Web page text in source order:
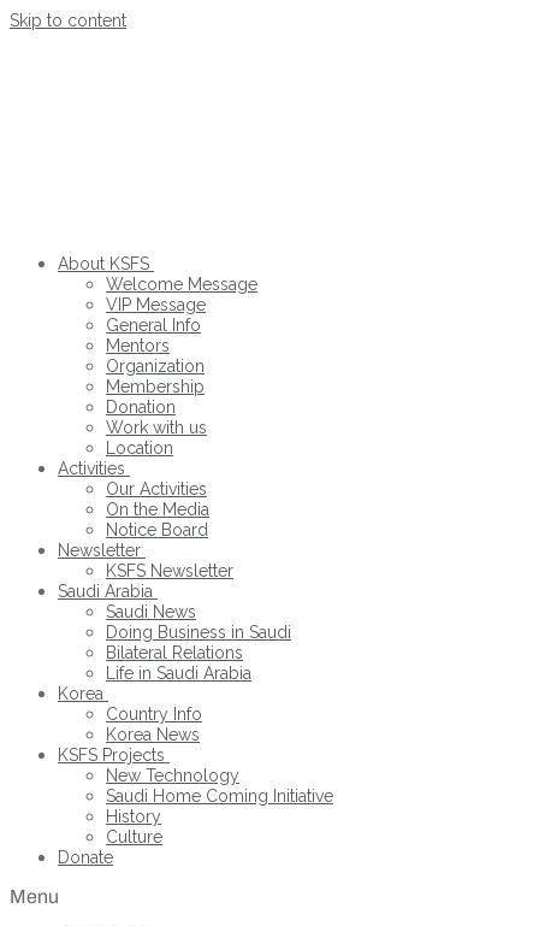
Skip to content
About KSFS
Welcome Message
VIP Message
General Info
Mentors
Organization
Membership
Donation
Work with us
Location
Activities
Our Activities
On the Media
Notice Board
Newsletter
KSFS Newsletter
Saudi Arabia
Saudi News
Doing Business in Saudi
Bilateral Relations
Life in Saudi Arabia
Korea
Country Info
Korea News
KSFS Projects
New Technology
Saudi Home Coming Initiative
History
Culture
Donate
Menu